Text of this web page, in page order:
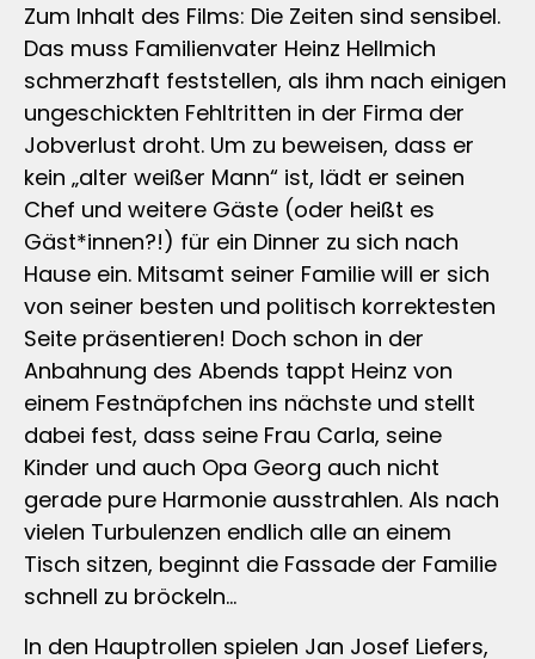
Zum Inhalt des Films: Die Zeiten sind sensibel.
Das muss Familienvater Heinz Hellmich
schmerzhaft feststellen, als ihm nach einigen
ungeschickten Fehltritten in der Firma der
Jobverlust droht. Um zu beweisen, dass er
kein „alter weißer Mann“ ist, lädt er seinen
Chef und weitere Gäste (oder heißt es
Gäst*innen?!) für ein Dinner zu sich nach
Hause ein. Mitsamt seiner Familie will er sich
von seiner besten und politisch korrektesten
Seite präsentieren! Doch schon in der
Anbahnung des Abends tappt Heinz von
einem Festnäpfchen ins nächste und stellt
dabei fest, dass seine Frau Carla, seine
Kinder und auch Opa Georg auch nicht
gerade pure Harmonie ausstrahlen. Als nach
vielen Turbulenzen endlich alle an einem
Tisch sitzen, beginnt die Fassade der Familie
schnell zu bröckeln…
In den Hauptrollen spielen Jan Josef Liefers,